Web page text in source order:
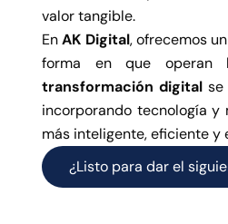
valor tangible.
EnAK Digital, ofrecemos
forma en que operan
transformación digital
incorporando tecnología y
más inteligente, eficiente y
¿Listo para dar el